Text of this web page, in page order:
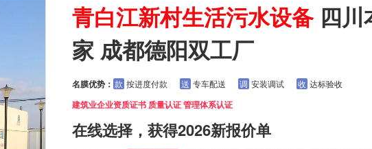
青白江新村生活污水设备 四
家 成都德阳双工厂
名膜优势： 款 按进度付款 送 专车配送 调 安装调试 收 达标验收
建筑业企业资质证书 质量认证 管理体系认证
在线选择，获得2026新报价单